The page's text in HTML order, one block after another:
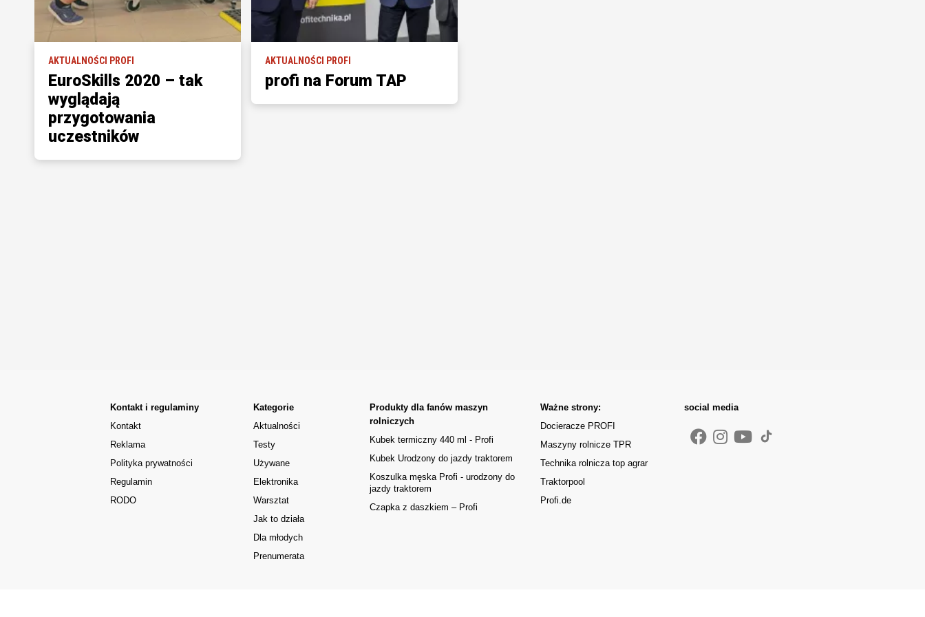
AKTUALNOŚCI PROFI
EuroSkills 2020 – tak
wyglądają
przygotowania
uczestników
AKTUALNOŚCI PROFI
profi na Forum TAP
Kontakt i regulaminy
Kontakt
Reklama
Polityka prywatności
Regulamin
RODO
Kategorie
Aktualności
Testy
Używane
Elektronika
Warsztat
Jak to działa
Dla młodych
Prenumerata
Produkty dla fanów maszyn
rolniczych
Kubek termiczny 440 ml - Profi
Kubek Urodzony do jazdy traktorem
Koszulka męska Profi - urodzony do
jazdy traktorem
Czapka z daszkiem – Profi
Ważne strony:
Docieracze PROFI
Maszyny rolnicze TPR
Technika rolnicza top agrar
Traktorpool
Profi.de
social media